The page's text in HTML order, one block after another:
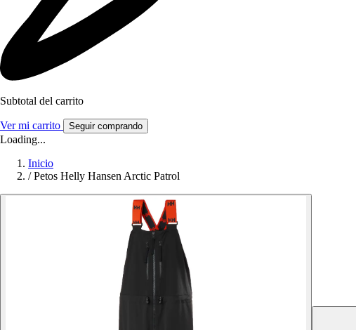
Subtotal del carrito
Ver mi carrito Seguir comprando
Loading...
Inicio
/ Petos Helly Hansen Arctic Patrol